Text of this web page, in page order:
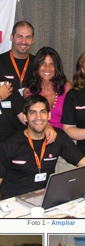
Foto 1 - Ampliar